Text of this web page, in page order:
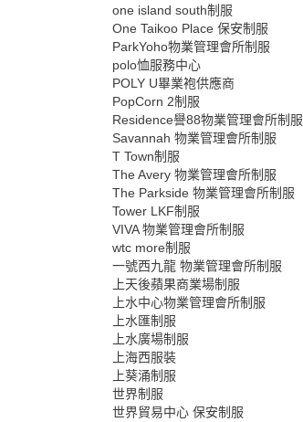
one island south制服
One Taikoo Place 保安制服
ParkYoho物業管理會所制服
polo恤服務中心
POLY U畢業袍供應商
PopCorn 2制服
Residence譽88物業管理會所制服
Savannah 物業管理會所制服
T Town制服
The Avery 物業管理會所制服
The Parkside 物業管理會所制服
Tower LKF制服
VIVA 物業管理會所制服
wtc more制服
一號西九龍 物業管理會所制服
上天後蘋果商業場制服
上水中心物業管理會所制服
上水匯制服
上水廣場制服
上海西服裝
上葵涌制服
世界制服
世界貿易中心 保安制服